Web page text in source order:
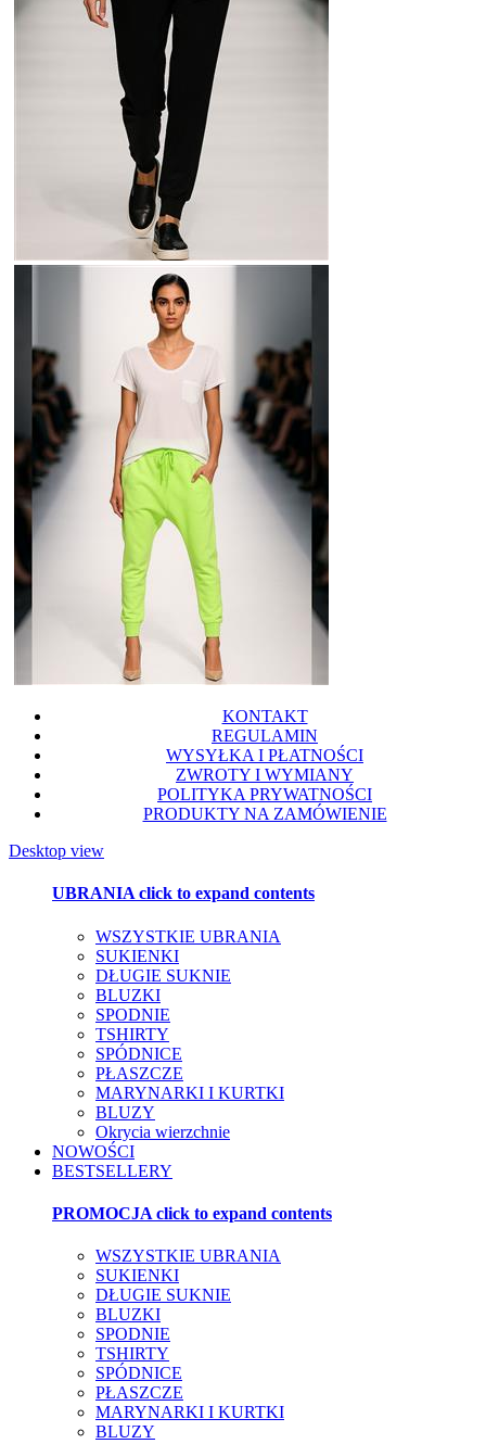
KONTAKT
REGULAMIN
WYSYŁKA I PŁATNOŚCI
ZWROTY I WYMIANY
POLITYKA PRYWATNOŚCI
PRODUKTY NA ZAMÓWIENIE
Desktop view
UBRANIAclick to expand contents
WSZYSTKIE UBRANIA
SUKIENKI
DŁUGIE SUKNIE
BLUZKI
SPODNIE
TSHIRTY
SPÓDNICE
PŁASZCZE
MARYNARKI I KURTKI
BLUZY
Okrycia wierzchnie
NOWOŚCI
BESTSELLERY
PROMOCJA click to expand contents
WSZYSTKIE UBRANIA
SUKIENKI
DŁUGIE SUKNIE
BLUZKI
SPODNIE
TSHIRTY
SPÓDNICE
PŁASZCZE
MARYNARKI I KURTKI
BLUZY